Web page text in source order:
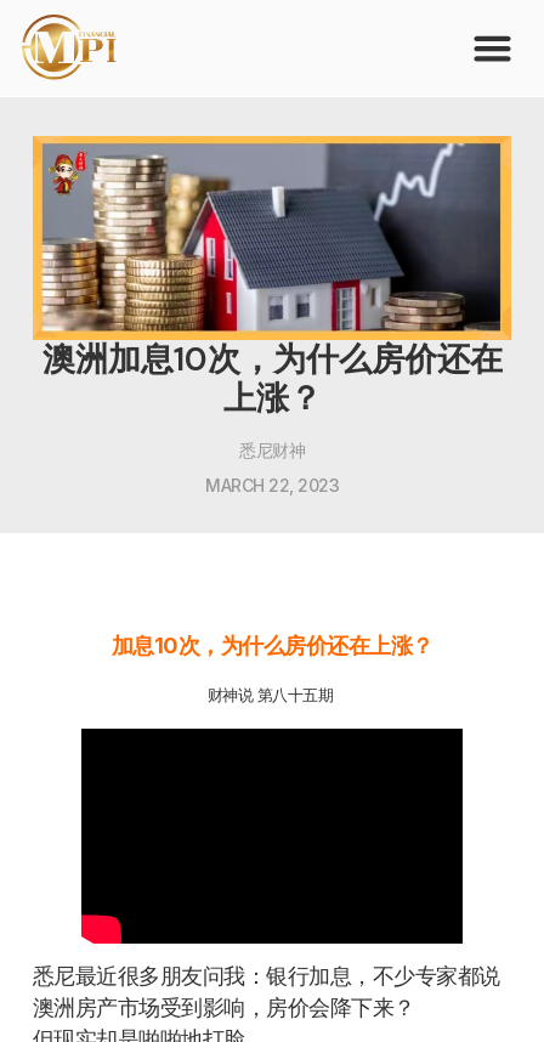
澳洲加息10次，为什么房价还在
上涨？
悉尼财神
MARCH 22, 2023
加息10次，为什么房价还在上涨？
财神说 第八十五期
悉尼最近很多朋友问我：银行加息，不少专家都说
澳洲房产市场受到影响，房价会降下来？